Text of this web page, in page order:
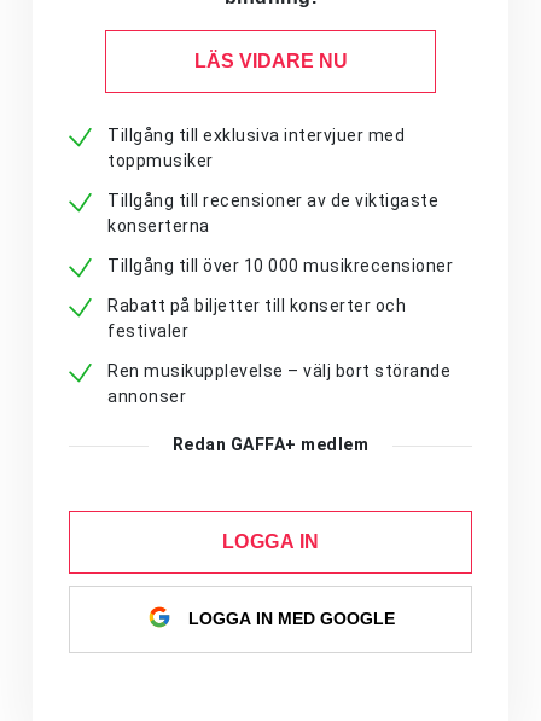
LÄS VIDARE NU
Tillgång till exklusiva intervjuer med
toppmusiker
Tillgång till recensioner av de viktigaste
konserterna
Tillgång till över 10 000 musikrecensioner
Rabatt på biljetter till konserter och
festivaler
Ren musikupplevelse – välj bort störande
annonser
Redan GAFFA+ medlem
LOGGA IN
LOGGA IN MED GOOGLE